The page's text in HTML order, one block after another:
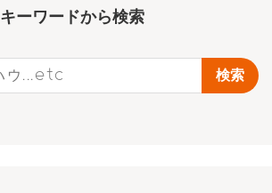
キーワー ドから検索